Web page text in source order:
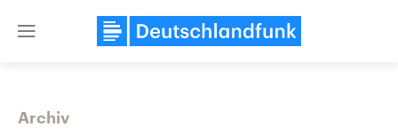
Close
Archiv